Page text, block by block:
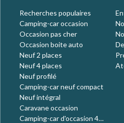
Recherches populaires
Camping-car occasion
Occasion pas cher
Occasion boite auto
Neuf 2 places
Neuf 4 places
Neuf profilé
Camping-car neuf compact
Neuf intégral
Caravane occasion
Camping-car d'occasion 4